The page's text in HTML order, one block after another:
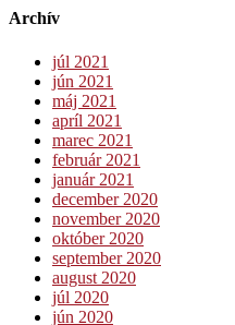
Archív
júl 2021
jún 2021
máj 2021
apríl 2021
marec 2021
február 2021
január 2021
december 2020
november 2020
október 2020
september 2020
august 2020
júl 2020
jún 2020